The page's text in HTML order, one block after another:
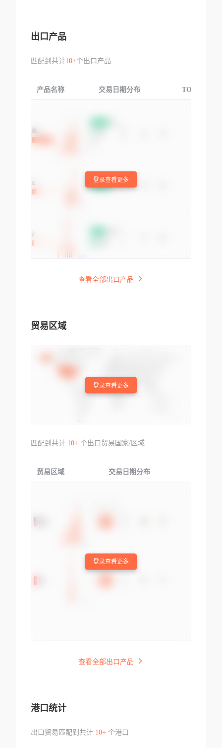
出口产品
匹配到共计10+个出口产品
产品名称 交易日期分布 TOP3交易国
登录查看更多
查看全部出口产品
贸易区域
登录查看更多
匹配到共计 10+个出口贸易国家/区域
贸易区域 交易日期分布
登录查看更多
查看全部出口产品
港口统计
出口贸易匹配到共计 10+个港口